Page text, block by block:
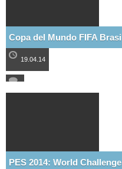
Copa del Mundo FIFA
19.04.14
PES 2014: World